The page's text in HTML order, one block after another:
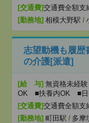
[交通費]交通費全額支
[勤務地] 相模大野駅 /
志望動機も履歴
の介護[派遣]
[給 与] 無資格未経
OK ■扶養内OK ■日
[交通費]交通費全額支
[勤務地] 町田駅 / 多摩